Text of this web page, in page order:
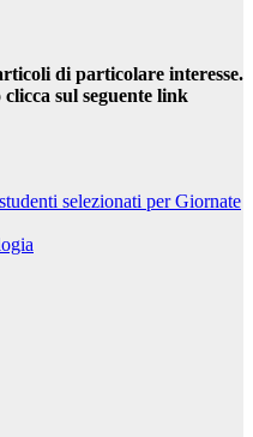
di particolare interesse.
sul seguente link
selezionati per Giornate